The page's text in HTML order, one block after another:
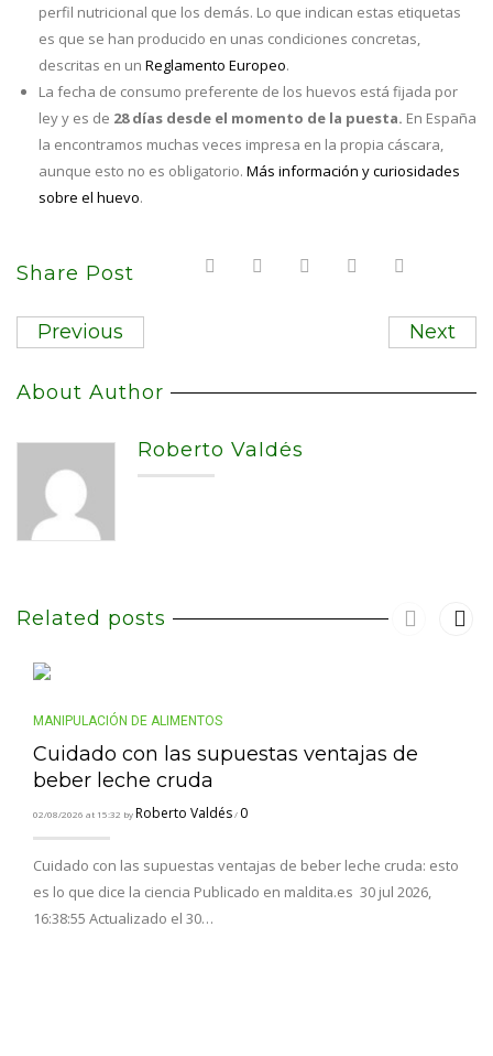
perfil nutricional que los demás. Lo que indican estas etiquetas
es que se han producido en unas condiciones concretas,
descritas en un Reglamento Europeo.
La fecha de consumo preferente de los huevos está fijada por
ley y es de 28 días desde el momento de la puesta. En España
la encontramos muchas veces impresa en la propia cáscara,
aunque esto no es obligatorio. Más información y curiosidades
sobre el huevo.
Share Post
Previous Next
About Author
Roberto Valdés
Related posts
MANIPULACIÓN DE ALIMENTOS
Cuidado con las supuestas ventajas de
beber leche cruda
02/08/2026 at 15:32 byRoberto Valdés/ 0
Cuidado con las supuestas ventajas de beber leche cruda: esto
es lo que dice la ciencia Publicado en maldita.es 30 jul 2026,
16:38:55 Actualizado el 30…